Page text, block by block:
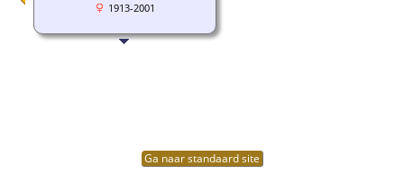
1913-2001
Ga naar standaard site